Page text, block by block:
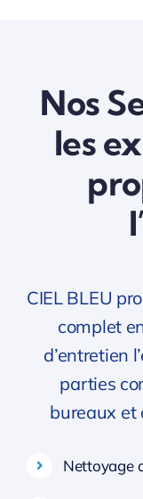
Nos
les
CIEL BLEU
complet
d’entretien
parties
bureaux et
Nettoyage